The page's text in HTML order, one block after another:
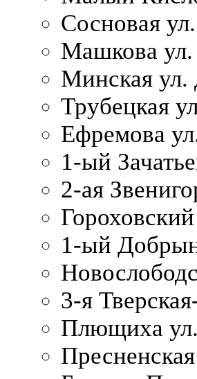
Сосновая
Машкова
Минская ул.
Трубецкая
Ефремова
1-ый
2-ая
1-ый
3-я
Плющиха